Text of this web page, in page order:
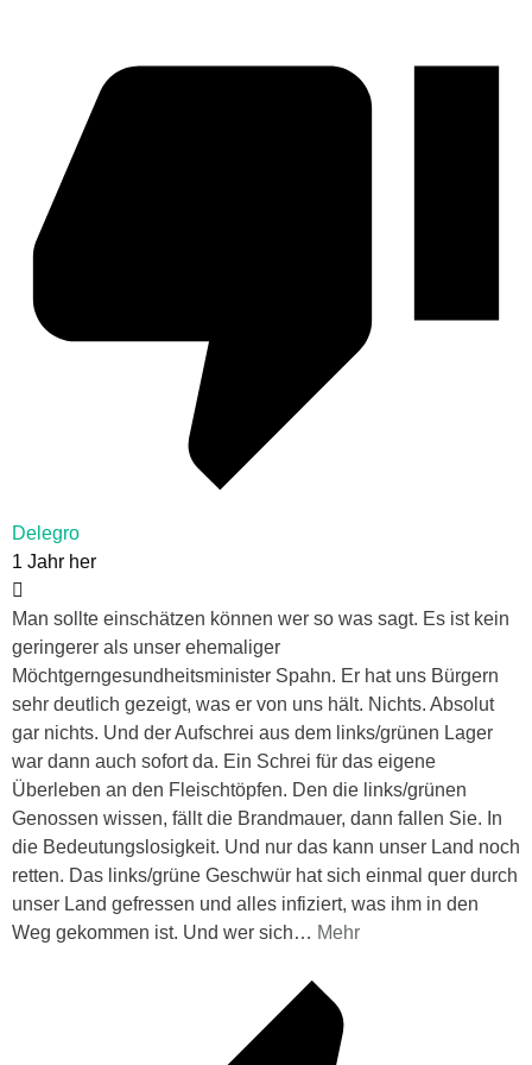
Delegro
1 Jahr her
Man sollte einschätzen können wer so was sagt. Es ist kein
geringerer als unser ehemaliger
Möchtgerngesundheitsminister Spahn. Er hat uns Bürgern
sehr deutlich gezeigt, was er von uns hält. Nichts. Absolut
gar nichts. Und der Aufschrei aus dem links/grünen Lager
war dann auch sofort da. Ein Schrei für das eigene
Überleben an den Fleischtöpfen. Den die links/grünen
Genossen wissen, fällt die Brandmauer, dann fallen Sie. In
die Bedeutungslosigkeit. Und nur das kann unser Land noch
retten. Das links/grüne Geschwür hat sich einmal quer durch
unser Land gefressen und alles infiziert, was ihm in den
Weg gekommen ist. Und wer sich… Mehr